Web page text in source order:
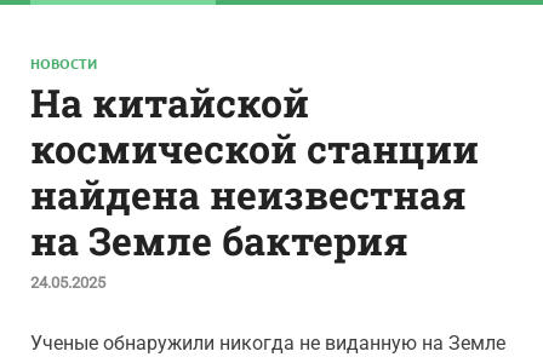
НОВОСТИ
На китайской
космической станции
найдена неизвестная
на Земле бактерия
24.05.2025
Ученые обнаружили никогда не виданную на Земле